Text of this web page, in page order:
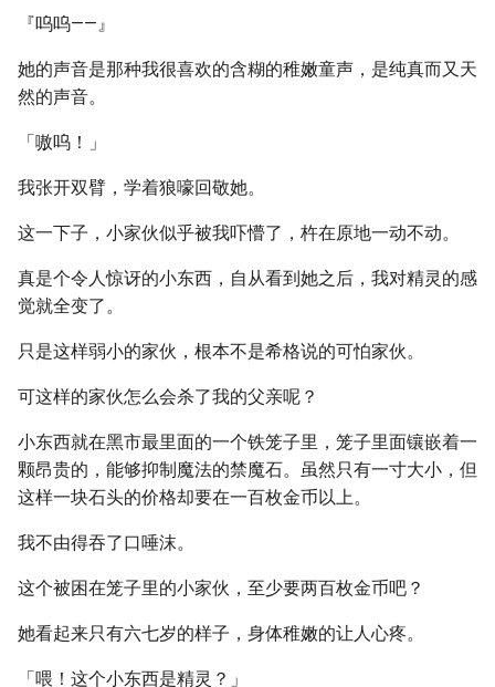
『呜呜——』
她的声音是那种我很喜欢的含糊的稚嫩童声，是纯真而又天
然的声音。
「嗷呜！」
我张开双臂，学着狼嚎回敬她。
这一下子，小家伙似乎被我吓懵了，杵在原地一动不动。
真是个令人惊讶的小东西，自从看到她之后，我对精灵的感
觉就全变了。
只是这样弱小的家伙，根本不是希格说的可怕家伙。
可这样的家伙怎么会杀了我的父亲呢？
小东西就在黑市最里面的一个铁笼子里，笼子里面镶嵌着一
颗昂贵的，能够抑制魔法的禁魔石。虽然只有一寸大小，但
这样一块石头的价格却要在一百枚金币以上。
我不由得吞了口唾沫。
这个被困在笼子里的小家伙，至少要两百枚金币吧？
她看起来只有六七岁的样子，身体稚嫩的让人心疼。
「喂！这个小东西是精灵？」